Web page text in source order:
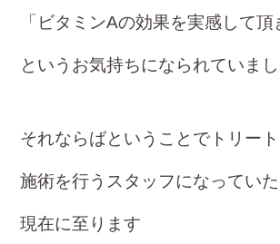
「ビタミンAの効果を実感して頂
というお気持ちになられていま
それならばということでトリ ー
施術を行うスタッフになってい
現在に至ります